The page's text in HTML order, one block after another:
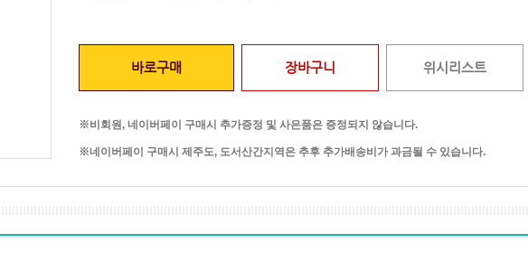
바로구매 장바구니 위시리스트
※비회원, 네이버페이 구매시 추가증정 및 사은품은 증정되지 않습니다.
※네이버페이 구매시 제주도, 도서산간지역은 추후 추가배송비가 과금될 수 있습니다.